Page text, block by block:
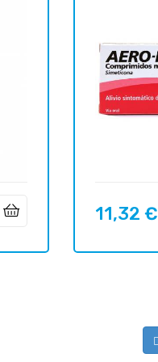
Precio
11,32 €